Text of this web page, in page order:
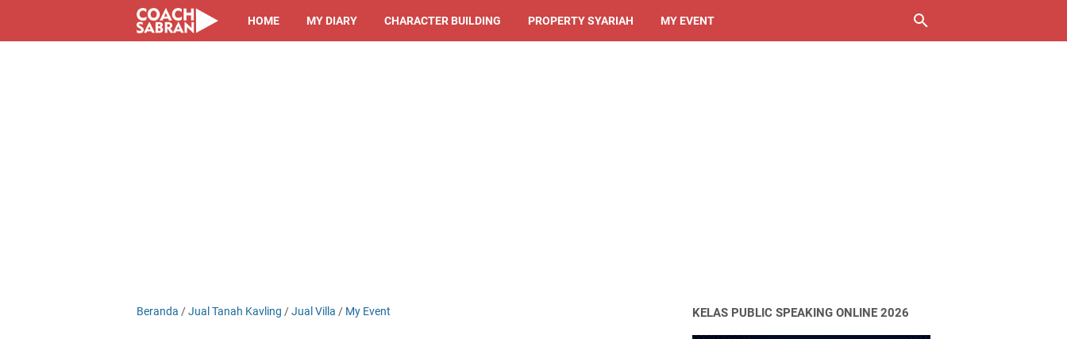
HOME MY DIARY CHARACTER BUILDING PROPERTY SYARIAH MY EVENT
Beranda /Jual Tanah Kavling /Jual Villa / My Event KELAS PUBLIC SPEAKING ONLINE 2026